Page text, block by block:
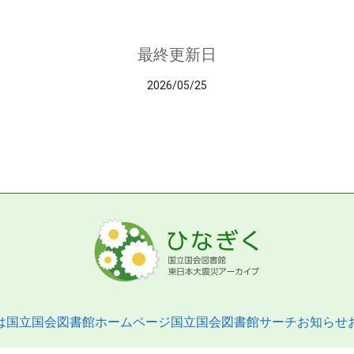
最終更新日
2026/05/25
国立国会図書館ホームページ国立国会図書館サーチお知らせ